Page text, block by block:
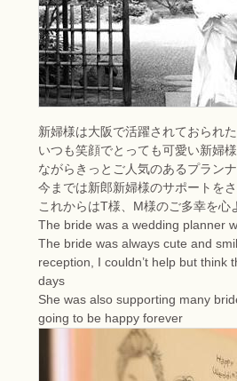
新婦様は大阪で活躍されておられ
いつも笑顔でとっても可愛い新婦
ながらきっとご人気のあるプラン
今までは新郎新婦様のサポートを
これからはT様、M様のご多幸を心
The bride was a wedding planner
The bride was always cute and
reception, I couldn’t help but
days
She was also supporting many
going to be happy forever